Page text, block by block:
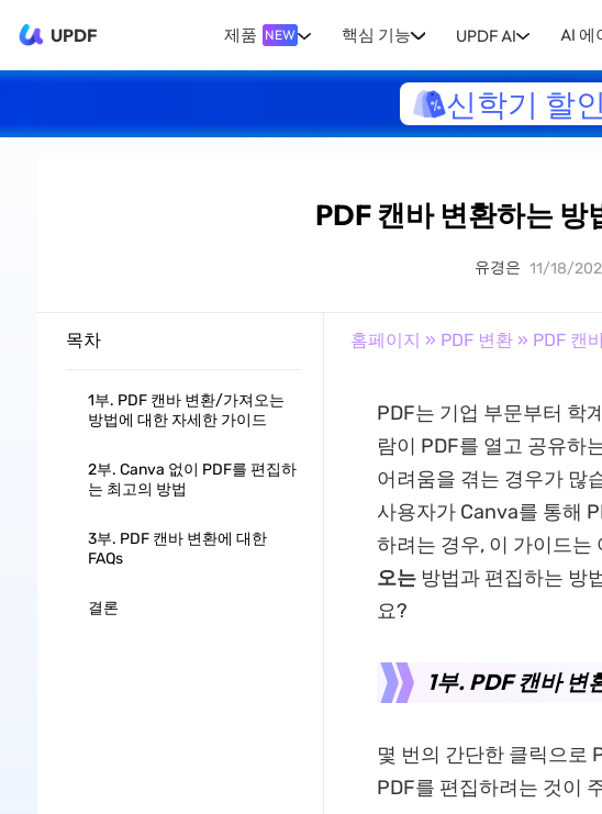
UPDF 제품 NEW 핵심 기능 UPDF AI AI 에
신학기 할인
PDF 캔바 변환하는
유경은 11/18/
목차
1부. PDF 캔바 변환/가져오는
방법에 대한 자세한 가이드
2부. Canva 없이 PDF를 편집하
는 최고의 방법
3부. PDF 캔바 변환에 대한
FAQs
결론
홈페이지 » PDF 변환» PDF 캔
PDF는 기업 부문부터 학
람이 PDF를 열고 공유하
어려움을 겪는 경우가 많
사용자가 Canva를 통해
하려는 경우, 이 가이드는
오는방법과 편집하는 방
요?
1부. PDF 캔바
몇 번의 간단한 클릭으로
PDF를 편집하려는 것이